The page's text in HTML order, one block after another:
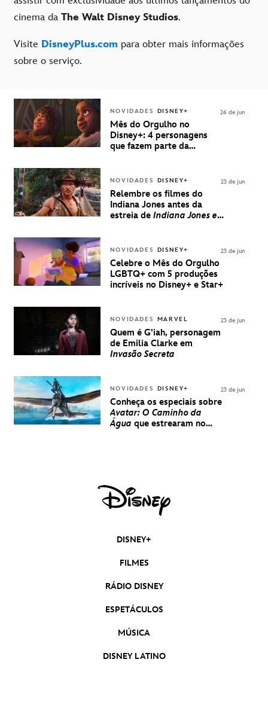
cinema da The Walt Disney Studios.
Visite DisneyPlus.com para obter mais informações
sobre o serviço.
NOVIDADES DISNEY+
Mês do Orgulho no
Disney+: 4 personagens
que fazem parte da
26 de jun
NOVIDADES DISNEY+
Relembre os filmes do
Indiana Jones antes da
estreia de Indiana Jones e
23 de jun
NOVIDADES DISNEY+
Celebre o Mês do Orgulho
LGBTQ+ com 5 produções
incríveis no Disney+ e Star+
23 de jun
NOVIDADES MARVEL
Quem é G’iah, personagem
de Emilia Clarke em
Invasão Secreta
23 de jun
NOVIDADES DISNEY+
Conheça os especiais sobre
Avatar: O Caminho da
Água que estrearam no
23 de jun
DISNEY+
FILMES
RÁDIO DISNEY
ESPETÁCULOS
MÚSICA
DISNEY LATINO